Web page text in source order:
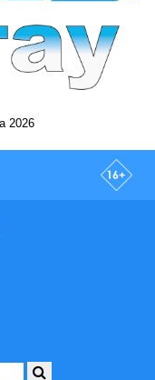
2026